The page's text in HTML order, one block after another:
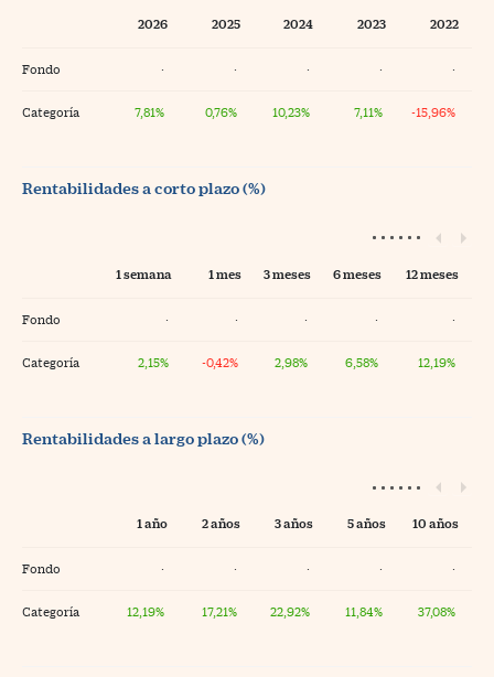
2026 2025 2024 2023 2022
Fondo · · · · ·
Categoría 7,81% 0,76% 10,23% 7,11% -15,96%
Rentabilidades a corto plazo (%)
1 semana 1 mes 3 meses 6 meses 12 meses
Fondo · · · · ·
Categoría 2,15% -0,42% 2,98% 6,58% 12,19%
Rentabilidades a largo plazo (%)
1 año 2 años 3 años 5 años 10 años
Fondo · · · · ·
Categoría 12,19% 17,21% 22,92% 11,84% 37,08%